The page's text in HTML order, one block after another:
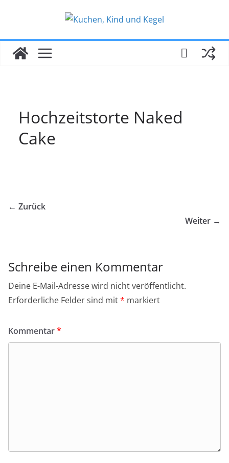
Hochzeitstorte Naked
Cake
← Zurück
Weiter →
Schreibe einen Kommentar
Deine E-Mail-Adresse wird nicht veröffentlicht.
Erforderliche Felder sind mit* markiert
Kommentar*